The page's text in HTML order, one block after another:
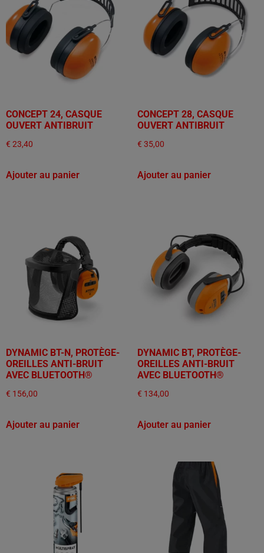
CONCEPT 24, CASQUE
OUVERT ANTIBRUIT
€ 23,40
Ajouter au panier
CONCEPT 28, CASQUE
OUVERT ANTIBRUIT
€ 35,00
Ajouter au panier
DYNAMIC BT-N, PROTÈGE-
OREILLES ANTI-BRUIT
AVEC BLUETOOTH®
€ 156,00
Ajouter au panier
DYNAMIC BT, PROTÈGE-
OREILLES ANTI-BRUIT
AVEC BLUETOOTH®
€ 134,00
Ajouter au panier